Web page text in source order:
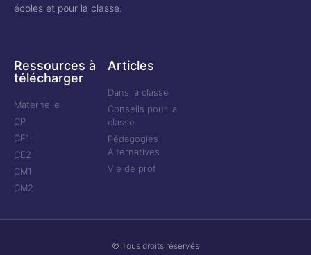
écoles et pour la classe.
Ressources à
télécharger
Maternelle
CP
CE1
CE2
CM1
CM2
Articles
Dans la classe
Conseils pour la
classe
Pédagogies
Alternatives
Vie de prof
© Tous droits réservés